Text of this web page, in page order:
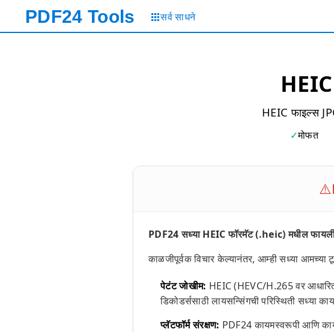
PDF24 Tools सर्व साधने
HEIC फाइल्स
मोफत
⚠️
PDF24 सध्या HEIC फॉरमॅट (.heic) मधील
काळजीपूर्वक विचार केल्यानंतर, आम्ही सध्या आमच्या
पेटंट जोखीम: HEIC (HEVC/H.265 वर
डिकोडर्ससाठी लायसन्सिंगची परिस्थिती सध्या
प्लॅटफॉर्म संरक्षण: PDF24 कायमस्वरूपी आणि